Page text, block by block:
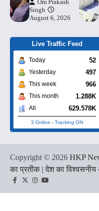
Om Prakash
Singh
August 6, 2026
Live Traffic Feed
Today 52
Yesterday 497
This week 966
This month 1.288K
All 629.578K
3 Online - Tracking ON
Copyright © 2026 HKP
का प्रतीक | देश का विश्वसनीय
Facebook
TwitterInstagram
YouTube